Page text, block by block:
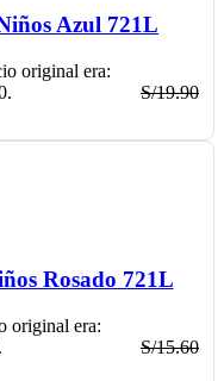
Azul 721L
S/19.90
original era:
Rosado 721L
S/15.60
original era: